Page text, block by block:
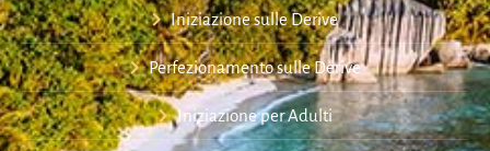
Iniziazione sulle Derive
Perfezionamento sulle Derive
Iniziazione per Adulti